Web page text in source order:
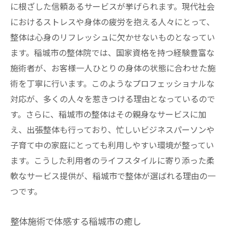
に根ざした信頼あるサービスが挙げられます。現代社会
におけるストレスや身体の疲労を抱える人々にとって、
整体は心身のリフレッシュに欠かせないものとなってい
ます。稲城市の整体院では、国家資格を持つ経験豊富な
施術者が、お客様一人ひとりの身体の状態に合わせた施
術を丁寧に行います。このようなプロフェッショナルな
対応が、多くの人々を惹きつける理由となっているので
す。さらに、稲城市の整体はその親身なサービスに加
え、出張整体も行っており、忙しいビジネスパーソンや
子育て中の家庭にとっても利用しやすい環境が整ってい
ます。こうした利用者のライフスタイルに寄り添った柔
軟なサービス提供が、稲城市で整体が選ばれる理由の一
つです。
整体施術で体感する稲城市の癒し